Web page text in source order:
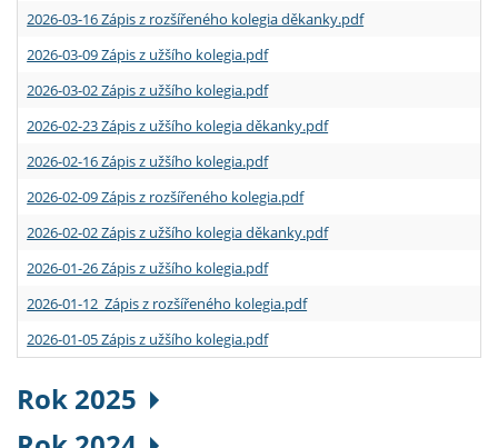
2026-03-16 Zápis z rozšířeného kolegia děkanky.pdf
2026-03-09 Zápis z užšího kolegia.pdf
2026-03-02 Zápis z užšího kolegia.pdf
2026-02-23 Zápis z užšího kolegia děkanky.pdf
2026-02-16 Zápis z užšího kolegia.pdf
2026-02-09 Zápis z rozšířeného kolegia.pdf
2026-02-02 Zápis z užšího kolegia děkanky.pdf
2026-01-26 Zápis z užšího kolegia.pdf
2026-01-12 Zápis z rozšířeného kolegia.pdf
2026-01-05 Zápis z užšího kolegia.pdf
Rok 2025